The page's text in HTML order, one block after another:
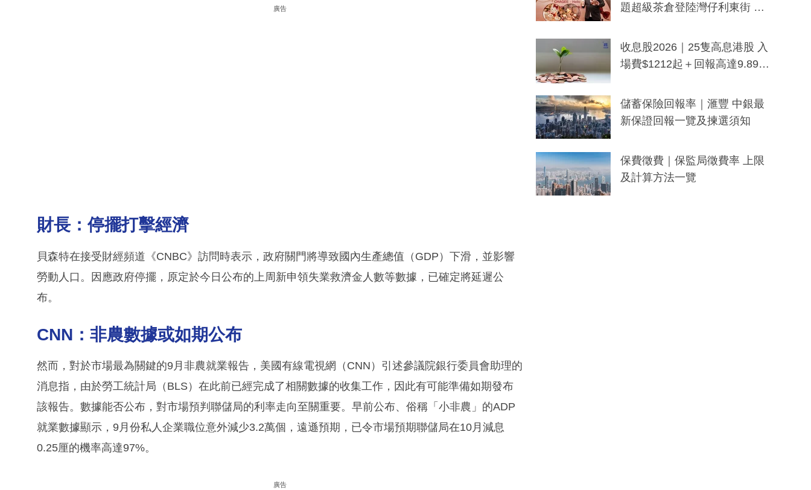
廣告
財長：停擺打擊經濟
貝森特在接受財經頻道《CNBC》訪問時表示，政府關門將導致國內生產總值（GDP）下滑，並影響
勞動人口。因應政府停擺，原定於今日公布的上周新申領失業救濟金人數等數據，已確定將延遲公
布。
CNN：非農數據或如期公布
然而，對於市場最為關鍵的9月非農就業報告，美國有線電視網（CNN）引述參議院銀行委員會助理的
消息指，由於勞工統計局（BLS）在此前已經完成了相關數據的收集工作，因此有可能準備如期發布
該報告。數據能否公布，對市場預判聯儲局的利率走向至關重要。早前公布、俗稱「小非農」的ADP
就業數據顯示，9月份私人企業職位意外減少3.2萬個，遠遜預期，已令市場預期聯儲局在10月減息
0.25厘的機率高達97%。
廣告
題超級茶倉登陸灣仔利東街 推
y及香港限定特調系列
收息股2026｜25隻高息港股 入
場費$1212起＋回報高達9.89
儲蓄保險回報率｜滙豐 中銀最
新保證回報一覽及揀選須知
保費徵費｜保監局徵費率 上限
及計算方法一覽